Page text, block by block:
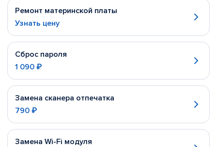
Ремонт материнской платы
Узнать цену
Сброс пароля
1 090 ₽
Замена сканера отпечатка
790 ₽
Замена Wi-Fi модуля